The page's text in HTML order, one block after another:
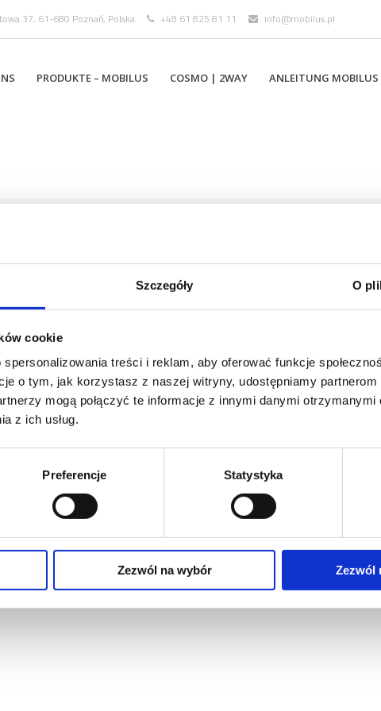
Szczegóły O
cookie
treści i reklam, aby oferować funkcje
o tym, jak korzystasz z naszej witryny, udostępniamy partnerom
mogą połączyć te informacje z innymi danymi otrzymanymi
z ich usług.
Preferencje Statystyka
Zezwól na wybór Zezwól
37, 61-680 Poznań, Polska +48 61 825 81 11 info@mobilus.pl
PRODUKTE – MOBILUS COSMO | 2WAY ANLEITUNG MOBILUS